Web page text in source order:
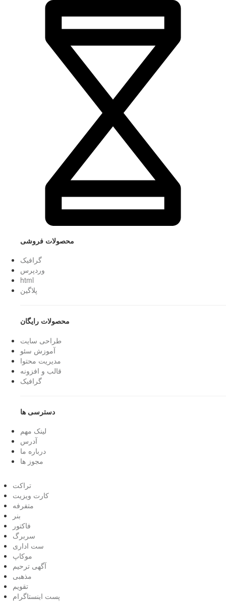
محصولات فروشی
گرافیک
وردپرس
html
پلاگین
محصولات رایگان
طراحی سایت
آموزش سئو
مدیریت محتوا
قالب و افزونه
گرافیک
دسترسی ها
لینک مهم
آدرس
درباره ما
مجوز ها
تراکت
کارت ویزیت
متفرفه
بنر
فاکتور
سربرگ
ست اداری
موکاپ
آگهی ترحیم
مذهبی
تقویم
پست اینستاگرام